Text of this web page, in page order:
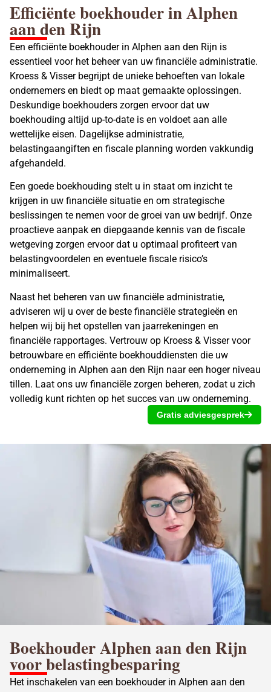
Efficiënte boekhouder in Alphen
aan den Rijn
Een efficiënte boekhouder in Alphen aan den Rijn is
essentieel voor het beheer van uw financiële administratie.
Kroess & Visser begrijpt de unieke behoeften van lokale
ondernemers en biedt op maat gemaakte oplossingen.
Deskundige boekhouders zorgen ervoor dat uw
boekhouding altijd up-to-date is en voldoet aan alle
wettelijke eisen. Dagelijkse administratie,
belastingaangiften en fiscale planning worden vakkundig
afgehandeld.
Een goede boekhouding stelt u in staat om inzicht te
krijgen in uw financiële situatie en om strategische
beslissingen te nemen voor de groei van uw bedrijf. Onze
proactieve aanpak en diepgaande kennis van de fiscale
wetgeving zorgen ervoor dat u optimaal profiteert van
belastingvoordelen en eventuele fiscale risico’s
minimaliseert.
Naast het beheren van uw financiële administratie,
adviseren wij u over de beste financiële strategieën en
helpen wij bij het opstellen van jaarrekeningen en
financiële rapportages. Vertrouw op Kroess & Visser voor
betrouwbare en efficiënte boekhouddiensten die uw
onderneming in Alphen aan den Rijn naar een hoger niveau
tillen. Laat ons uw financiële zorgen beheren, zodat u zich
volledig kunt richten op het succes van uw onderneming.
Gratis adviesgesprek
Boekhouder Alphen aan denRijn
voor belastingbesparing
Het inschakelen van een boekhouder in Alphen aan den